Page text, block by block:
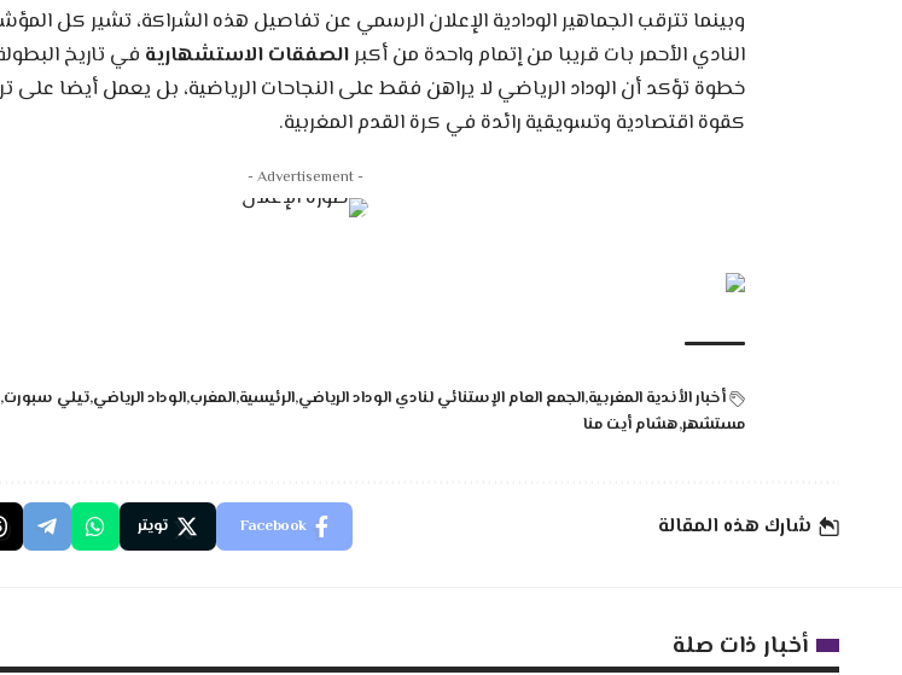
وبينما تترقب الجماهير الودادية الإعلان الرسمي عن تفاصيل هذه الشراكة، تشير كل
النادي الأحمر بات قريبا من إتمام واحدة من أكبرالصفقات الاستشهارية في تاريخ
خطوة تؤكد أن الوداد الرياضي لا يراهن فقط على النجاحات الرياضية، بل يعمل أيضا على
كقوة اقتصادية وتسويقية رائدة في كرة القدم المغربية.
- Advertisement -
أخبار الأندية المغربية الجمع العام الإستنائي لنادي الوداد الرياضي الرئيسية المغرب الوداد الرياضي تيلي سبورت
مستشهر هشام أيت منا
شارك هذه المقالة Facebook تويتر
أخبار ذات صلة